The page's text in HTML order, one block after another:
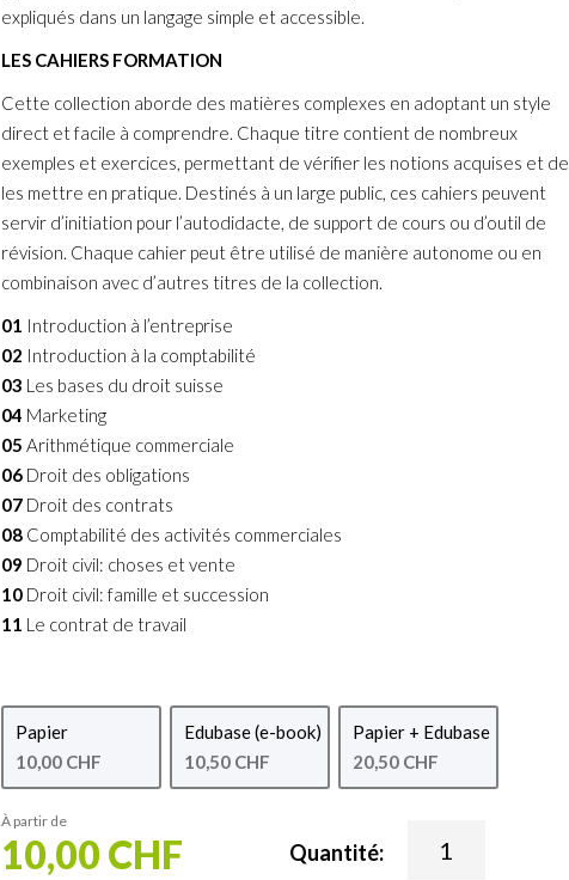
expliqués dans un langage simple et accessible.
LES CAHIERS FORMATION
Cette collection aborde des matières complexes en adoptant un style
direct et facile à comprendre. Chaque titre contient de nombreux
exemples et exercices, permettant de vérifier les notions acquises et de
les mettre en pratique. Destinés à un large public, ces cahiers peuvent
servir d’initiation pour l’autodidacte, de support de cours ou d’outil de
révision. Chaque cahier peut être utilisé de manière autonome ou en
combinaison avec d’autres titres de la collection.
01 Introduction à l’entreprise
02 Introduction à la comptabilité
03 Les bases du droit suisse
04 Marketing
05 Arithmétique commerciale
06Droit des obligations
07Droit des contrats
08Comptabilité des activités commerciales
09 Droit civil: choses et vente
10Droit civil: famille et succession
11 Le contrat de travail
Papier
10,00 CHF
Edubase (e-book)
10,50 CHF
Papier + Edubase
20,50 CHF
Quantité:
À partir de
10,00 CHF